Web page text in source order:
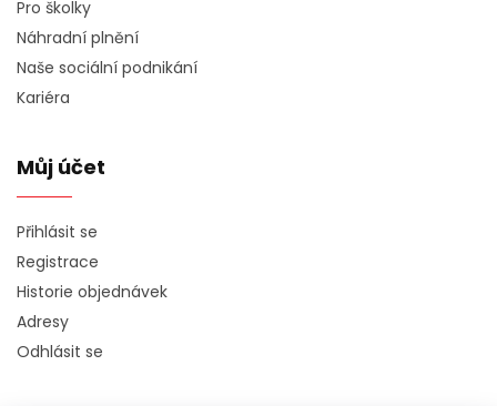
Pro školky
Náhradní plnění
Naše sociální podnikání
Kariéra
Můj účet
Přihlásit se
Registrace
Historie objednávek
Adresy
Odhlásit se